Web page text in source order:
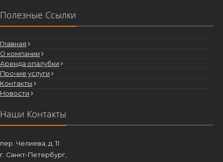
Полезные Ссылки
Главная
О компании
Аренда опалубки
Прочие услуги
Контакты
Новости
Наши Контакты
пер. Челиева, д. 11
г. Санкт-Петербург,